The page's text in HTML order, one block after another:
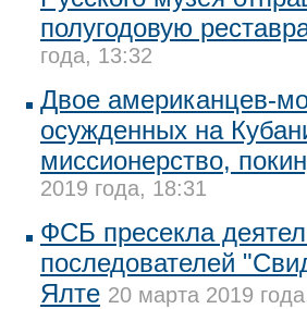
полугодовую
года, 13:32
Двое американцев-
осужденных на
миссионерство,
2019 года, 18:31
ФСБ пресекла
последователей
Ялте 20 марта 2019